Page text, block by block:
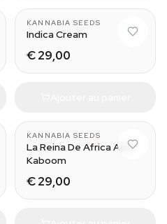
KANNABIA SEEDS
Indica Cream
€ 29,00
KANNABIA SEEDS
La Reina De Africa AKA
Kaboom
€ 29,00